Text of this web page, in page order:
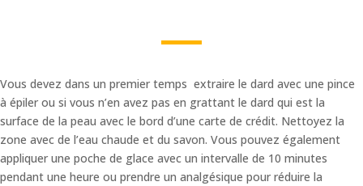
Vous devez dans un premier temps extraire le dard avec une pince
à épiler ou si vous n’en avez pas en grattant le dard qui est la
surface de la peau avec le bord d’une carte de crédit. Nettoyez la
zone avec de l’eau chaude et du savon. Vous pouvez également
appliquer une poche de glace avec un intervalle de 10 minutes
pendant une heure ou prendre un analgésique pour réduire la